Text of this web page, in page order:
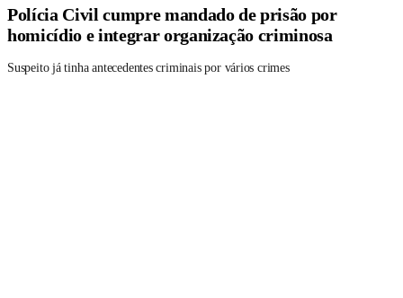
Polícia Civil cumpre mandado de prisão por
homicídio e integrar organização criminosa
Suspeito já tinha antecedentes criminais por vários crimes